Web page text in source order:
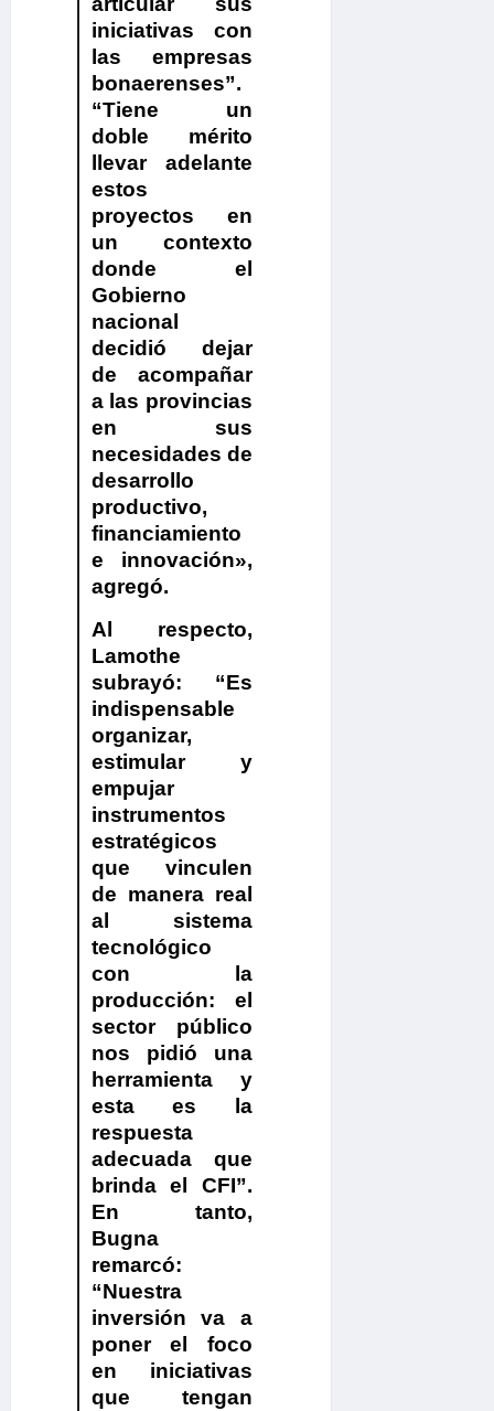
iniciativas con
las empresas
bonaerenses”.
“Tiene un
doble mérito
llevar adelante
estos
proyectos en
un contexto
donde el
Gobierno
nacional
decidió dejar
de acompañar
a las provincias
en sus
necesidades de
desarrollo
productivo,
financiamiento
e innovación»,
agregó.
Al respecto,
Lamothe
subrayó: “Es
indispensable
organizar,
estimular y
empujar
instrumentos
estratégicos
que vinculen
de manera real
al sistema
tecnológico
con la
producción: el
sector público
nos pidió una
herramienta y
esta es la
respuesta
adecuada que
brinda el CFI”.
En tanto,
Bugna
remarcó:
“Nuestra
inversión va a
poner el foco
en iniciativas
que tengan